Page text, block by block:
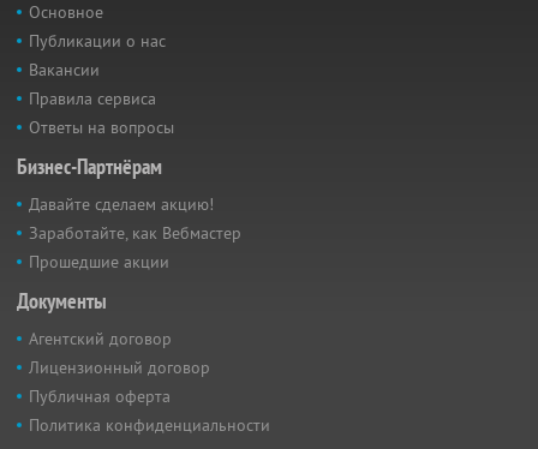
Основное
Публикации о нас
Вакансии
Правила сервиса
Ответы на вопросы
Бизнес-Партнёрам
Давайте сделаем акцию!
Заработайте, как Вебмастер
Прошедшие акции
Документы
Агентский договор
Лицензионный договор
Публичная оферта
Политика конфиденциальности